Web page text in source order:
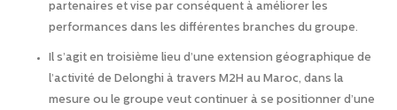
partenaires et vise par conséquent à améliorer les
performances dans les différentes branches du groupe.
Il s’agit en troisième lieu d’une extension géographique de
l’activité de Delonghi à travers M2H au Maroc, dans la
mesure ou le groupe veut continuer à se positionner d’une